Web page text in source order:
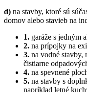
d) na stavby, ktoré sú
domov alebo stavieb na
1. garáže s jedným
2. na prípojky na
3. na vodné stavby,
čistiarne
4. na spevnené
5. na stavby s
napríklad letné